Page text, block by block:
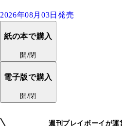
2026年08月03日発売
紙の本で購入
開/閉
電子版で購入
開/閉
週刊プレイボーイが運